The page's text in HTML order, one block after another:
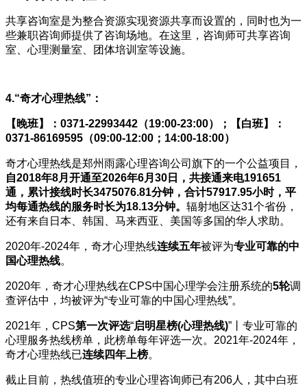
共享咨询室是为整合资源实现资源共享而设置的，同时也为一
些兼职咨询师提供了咨询场地。在这里，咨询师可共享咨询
室、心理测量室、团体培训室等设施。
4.“奇才心理热线”：
【晚班】：0371-22993442（19:00-23:00）；【白班】：
0371-86169595（09:00-12:00；14:00-18:00）
奇才心理热线是郑州雨露心理咨询公司旗下的一个公益项目，
自2018年8月开通至2026年6月30日，共接通来电191651
通，累计接线时长3475076.81分钟，合计57917.95小时，平
均每通热线的服务时长为18.13分钟。 辐射地区达31个省份，
还有来自日本、韩国、马来西亚、美国等多国的华人求助。
2020年-2024年，奇才心理热线连续五年被评为专业可靠的中
国心理热线。
2020年，奇才心理热线在CPS中国心理学会注册系统的5轮调
查评估中，均被评为“专业可靠的中国心理热线”。
2021年，CPS第一次评选“启明星榜(心理热线)”丨专业可靠的
心理服务热线榜单，此榜单每年评选一次。2021年-2024年，
奇才心理热线已连续四年上榜。
截止目前，热线值班的专业心理咨询师已有206人，其中白班